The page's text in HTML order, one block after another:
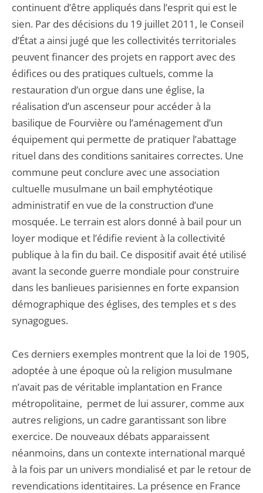
continuent d’être appliqués dans l’esprit qui est le
sien. Par des décisions du 19 juillet 2011, le Conseil
d’État a ainsi jugé que les collectivités territoriales
peuvent financer des projets en rapport avec des
édifices ou des pratiques cultuels, comme la
restauration d’un orgue dans une église, la
réalisation d’un ascenseur pour accéder à la
basilique de Fourvière ou l’aménagement d’un
équipement qui permette de pratiquer l’abattage
rituel dans des conditions sanitaires correctes. Une
commune peut conclure avec une association
cultuelle musulmane un bail emphytéotique
administratif en vue de la construction d’une
mosquée. Le terrain est alors donné à bail pour un
loyer modique et l’édifie revient à la collectivité
publique à la fin du bail. Ce dispositif avait été utilisé
avant la seconde guerre mondiale pour construire
dans les banlieues parisiennes en forte expansion
démographique des églises, des temples et s des
synagogues.
Ces derniers exemples montrent que la loi de 1905,
adoptée à une époque où la religion musulmane
n’avait pas de véritable implantation en France
métropolitaine, permet de lui assurer, comme aux
autres religions, un cadre garantissant son libre
exercice. De nouveaux débats apparaissent
néanmoins, dans un contexte international marqué
à la fois par un univers mondialisé et par le retour de
revendications identitaires. La présence en France